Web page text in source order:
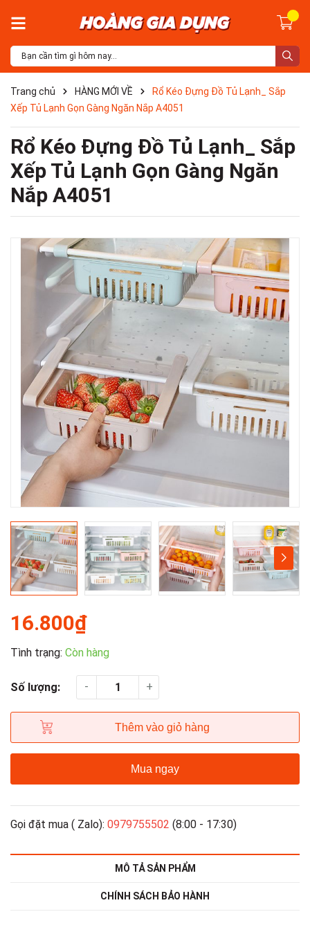
Trang chủ HÀNG MỚI VỀ
Rổ Kéo Đựng Đồ Tủ Lạnh_ Sắp
Xếp Tủ Lạnh Gọn Gàng Ngăn Nắp A4051
Rổ Kéo Đựng Đồ Tủ Lạnh_ Sắp
Xếp Tủ Lạnh Gọn Gàng Ngăn
Nắp A4051
16.800₫
Tình trạng: Còn hàng
Số lượng: - +
Thêm vào giỏ hàng
Mua ngay
Gọi đặt mua ( Zalo): 0979755502 (8:00 - 17:30)
MÔ TẢ SẢN PHẨM
CHÍNH SÁCH BẢO HÀNH